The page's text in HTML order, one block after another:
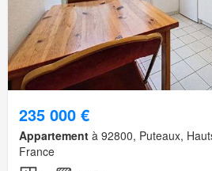
235 000 €
Appartement à 92800, Puteaux,
France